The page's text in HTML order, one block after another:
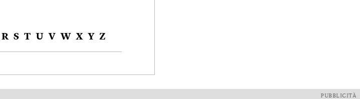
R S T U V W X Y Z
PUBBLICITÀ